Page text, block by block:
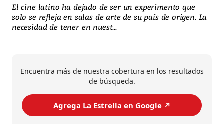
El cine latino ha dejado de ser un experimento que
solo se refleja en salas de arte de su país de origen. La
necesidad de tener en nuest...
Encuentra más de nuestra cobertura en los resultados
de búsqueda.
Agrega La Estrella en Google ↗️